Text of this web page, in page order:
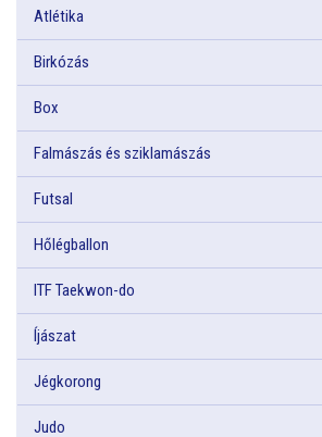
Atlétika
Birkózás
Box
Falmászás és sziklamászás
Futsal
Hőlégballon
ITF Taekwon-do
Íjászat
Jégkorong
Judo